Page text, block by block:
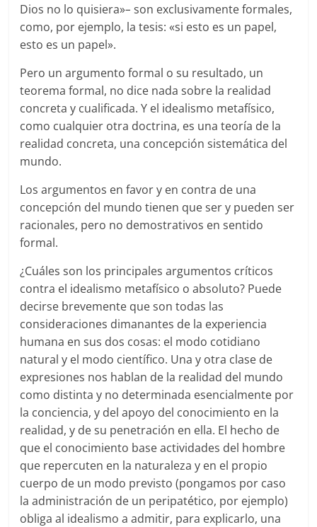
Dios no lo quisiera»– son exclusivamente formales,
como, por ejemplo, la tesis: «si esto es un papel,
esto es un papel».
Pero un argumento formal o su resultado, un
teorema formal, no dice nada sobre la realidad
concreta y cualificada. Y el idealismo metafísico,
como cualquier otra doctrina, es una teoría de la
realidad concreta, una concepción sistemática del
mundo.
Los argumentos en favor y en contra de una
concepción del mundo tienen que ser y pueden ser
racionales, pero no demostrativos en sentido
formal.
¿Cuáles son los principales argumentos críticos
contra el idealismo metafísico o absoluto? Puede
decirse brevemente que son todas las
consideraciones dimanantes de la experiencia
humana en sus dos cosas: el modo cotidiano
natural y el modo científico. Una y otra clase de
expresiones nos hablan de la realidad del mundo
como distinta y no determinada esencialmente por
la conciencia, y del apoyo del conocimiento en la
realidad, y de su penetración en ella. El hecho de
que el conocimiento base actividades del hombre
que repercuten en la naturaleza y en el propio
cuerpo de un modo previsto (pongamos por caso
la administración de un peripatético, por ejemplo)
obliga al idealismo a admitir, para explicarlo, una